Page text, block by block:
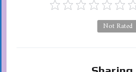
Not Rated